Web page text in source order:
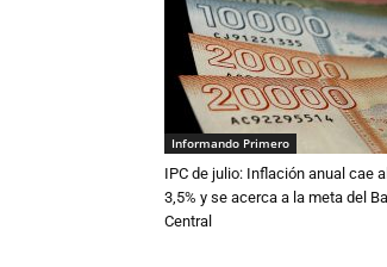
Informando Primero
IPC de julio: Inflación anual cae al
3,5% y se acerca a la meta del
Central